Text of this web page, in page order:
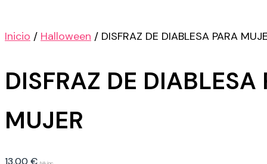
Inicio / Halloween / DISFRAZ DE DIABLESA PARA
DISFRAZ DE DIABLESA
MUJER
13,00 €